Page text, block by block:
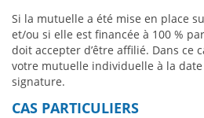
Si la mutuelle a été mise en place
et/ou si elle est financée à 100 %
doit accepter d’être affilié. Dans ce
votre mutuelle individuelle à la
signature.
CAS PARTICULIERS